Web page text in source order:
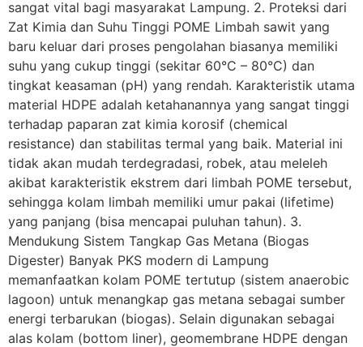
sangat vital bagi masyarakat Lampung. 2. Proteksi dari
Zat Kimia dan Suhu Tinggi POME Limbah sawit yang
baru keluar dari proses pengolahan biasanya memiliki
suhu yang cukup tinggi (sekitar 60°C – 80°C) dan
tingkat keasaman (pH) yang rendah. Karakteristik utama
material HDPE adalah ketahanannya yang sangat tinggi
terhadap paparan zat kimia korosif (chemical
resistance) dan stabilitas termal yang baik. Material ini
tidak akan mudah terdegradasi, robek, atau meleleh
akibat karakteristik ekstrem dari limbah POME tersebut,
sehingga kolam limbah memiliki umur pakai (lifetime)
yang panjang (bisa mencapai puluhan tahun). 3.
Mendukung Sistem Tangkap Gas Metana (Biogas
Digester) Banyak PKS modern di Lampung
memanfaatkan kolam POME tertutup (sistem anaerobic
lagoon) untuk menangkap gas metana sebagai sumber
energi terbarukan (biogas). Selain digunakan sebagai
alas kolam (bottom liner), geomembrane HDPE dengan